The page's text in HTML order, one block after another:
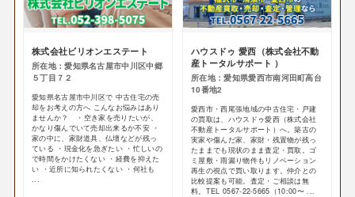
株式会社ビリオンエステート
所在地：愛知県名古屋市中川区中郷
５丁目７２
愛知県名古屋市中川区で 中古住宅の売
却をお考えの方へ こんなお悩みはあり
ませんか？ ・空き家を売りたいが、
かなり傷んでいて売却出来るか不安 ・
家の中に、家財道具、仏壇などが残っ
ている ・現金化を急ぎたい ・忙しいの
で時間をかけたくない ・経費を抑えた
い ・近所に知られたくない ・何社も
...
ハウスドゥ 愛西（株式会社不動
産トータルサポート ）
所在地：愛知県愛西市南河田町高台
10番地2
愛西市・西尾張地域の中古住宅・戸建
の買取は、ハウスドゥ愛西（株式会社
不動産トータルサポート）へ。築古の
実家や傷んだ家、家財・残置物が残っ
たままでも現状のまま査定・買取。ゴ
ミ屋敷・雨漏り物件もリノベーション
再生の視点で買い取ります。仲介との
比較提案も可能。査定・ご相談は無
料。TEL 0567-22-5665（10:00〜 ...